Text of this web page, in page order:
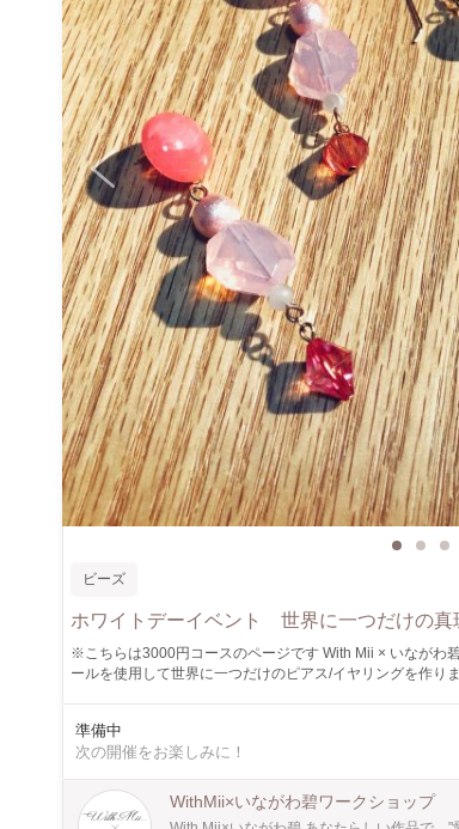
ビーズ
ホワイトデーイベント 世界に一つだけの
※こちらは3000円コースのページです With Mii × いながわ碧 によるアクセサリーワークショップ。 本物のパ
ールを使用して世界に一つだけのピアス/イヤリングを作り
ルギャラリー様のご協力の元、本物のパールをご用意いた
なものまで幅広くお選び頂けます。 ※使える材料は3000
作り経験のない方でも丁寧にスタッフがレクチャーいたし
準備中
次の開催をお楽しみに！
WithMii×いながわ碧ワークショップ